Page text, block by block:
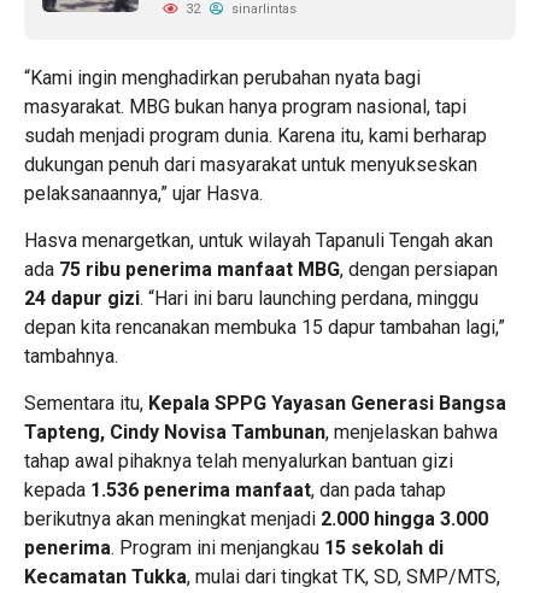
32 sinarlintas
“Kami ingin menghadirkan perubahan nyata bagi
masyarakat. MBG bukan hanya program nasional, tapi
sudah menjadi program dunia. Karena itu, kami berharap
dukungan penuh dari masyarakat untuk menyukseskan
pelaksanaannya,” ujar Hasva.
Hasva menargetkan, untuk wilayah Tapanuli Tengah akan
ada 75 ribu penerima manfaat MBG, dengan persiapan
24 dapur gizi. “Hari ini baru launching perdana, minggu
depan kita rencanakan membuka 15 dapur tambahan lagi,”
tambahnya.
Sementara itu, Kepala SPPG Yayasan Generasi Bangsa
Tapteng, Cindy Novisa Tambunan, menjelaskan bahwa
tahap awal pihaknya telah menyalurkan bantuan gizi
kepada 1.536 penerima manfaat, dan pada tahap
berikutnya akan meningkat menjadi 2.000 hingga 3.000
penerima. Program ini menjangkau 15 sekolah di
Kecamatan Tukka, mulai dari tingkat TK, SD, SMP/MTS,